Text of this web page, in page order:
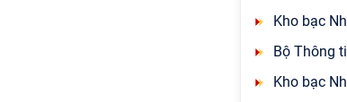
Kho bạc
Bộ Thông
Kho bạc